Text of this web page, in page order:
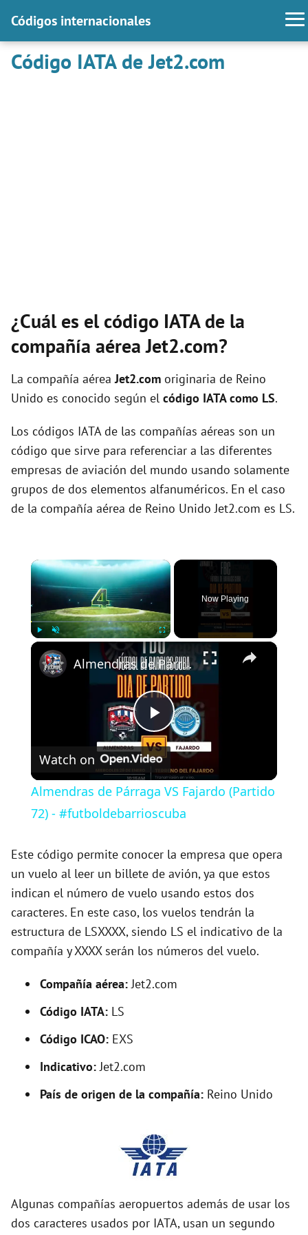
Códigos internacionales
Código IATA de Jet2.com
¿Cuál es el código IATA de la
compañía aérea Jet2.com?
La compañía aéreaJet2.com originaria de Reino
Unido es conocido según el código IATA como LS.
Los códigos IATA de las compañías aéreas son un
código que sirve para referenciar a las diferentes
empresas de aviación del mundo usando solamente
grupos de dos elementos alfanuméricos. En el caso
de la compañía aérea de Reino Unido Jet2.com es LS.
×
Fullscreen
Now Playing
×
P
l
a
y
V
i
d
Almendras de Párraga VS Fajardo (Partido 72) - #futboldebarrioscuba
Watch on
Almendras de Párraga VS Fajardo (Partido
72) - #futboldebarrioscuba
Este código permite conocer la empresa que opera
un vuelo al leer un billete de avión, ya que estos
indican el número de vuelo usando estos dos
caracteres. En este caso, los vuelos tendrán la
estructura de LSXXXX, siendo LS el indicativo de la
compañía y XXXX serán los números del vuelo.
Compañía aérea:Jet2.com
Código IATA: LS
Código ICAO: EXS
Indicativo:Jet2.com
País de origen de la compañía: Reino Unido
Algunas compañías aeropuertos además de usar los
dos caracteres usados por IATA, usan un segundo